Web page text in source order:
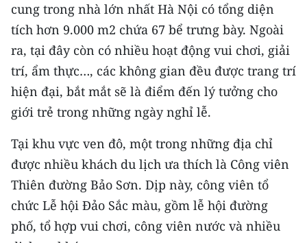
Trung du và miền núi phía Bắc
Đồng bằng sông Hồng
Bắc Trung Bộ
Duyên hải Nam Trung Bộ và Tây
Nguyên
Đông Nam Bộ
Đồng bằng sông Cửu Long
Chuyên trang Hà Nội
cung trong nhà lớn nhất Hà Nội có tổng diện
tích hơn 9.000 m2 chứa 67 bể trưng bày. Ngoài
ra, tại đây còn có nhiều hoạt động vui chơi, giải
trí, ẩm thực…, các không gian đều được trang trí
hiện đại, bắt mắt sẽ là điểm đến lý tưởng cho
giới trẻ trong những ngày nghỉ lễ.
Tại khu vực ven đô, một trong những địa chỉ
được nhiều khách du lịch ưa thích là Công viên
Thiên đường Bảo Sơn. Dịp này, công viên tổ
chức Lễ hội Đảo Sắc màu, gồm lễ hội đường
phố, tổ hợp vui chơi, công viên nước và nhiều